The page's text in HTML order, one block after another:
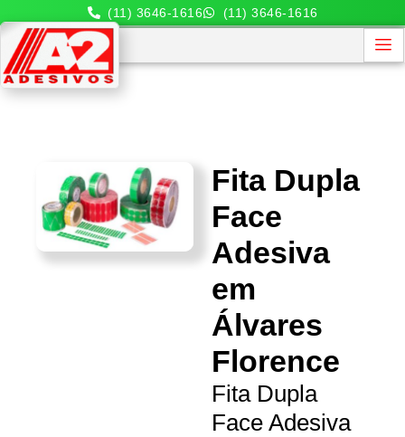
(11) 3646-1616 (11) 3646-1616
Fita Dupla
Face
Adesiva
em
Álvares
Florence
Fita Dupla
Face Adesiva